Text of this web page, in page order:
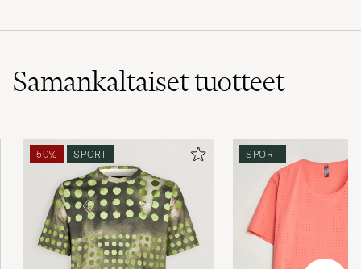
Samankaltaisettuotteet
50% SPORT SPORT